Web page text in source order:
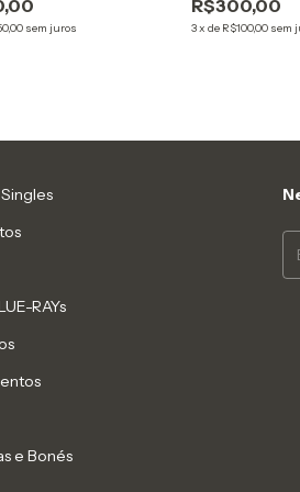
sem juros
R$300,00
3xde R$100,00 sem
RAYs
e Bonés